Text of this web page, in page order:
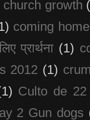
church growth
coming
प्रार्थना (1)
2012 (1)
Culto de
2 Gun dogs